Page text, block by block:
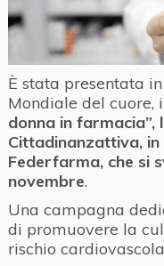
È stata presentata
Mondiale del cuore,
donna in farmacia”,
Cittadinanzattiva,
Federfarma, che si
novembre.
Una campagna
di promuovere la
rischio